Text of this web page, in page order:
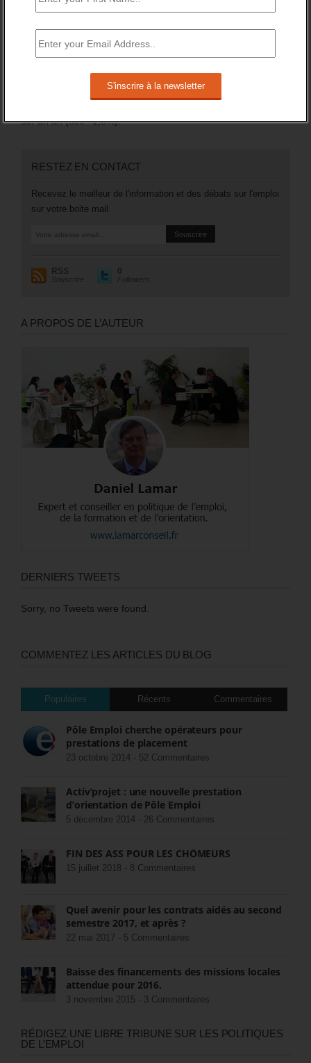
Sur l’année 2024, il a globalement augmenté de +1,5%.
Mais surtout, en catégorie A, le nombre des inscrits (sans
emploi et tenus de rechercher un emploi) a augmenté de
Plus généralement, le nombre des inscrits tenus de
sur un an (soit +1,8%).
RESTEZ EN CONTACT
Recevez le meilleur de l'information et des débats sur l'emploi
sur votre boite mail.
RSS
Souscrire
0
Followers
A PROPOS DE L’AUTEUR
DERNIERS TWEETS
Sorry, no Tweets were found.
COMMENTEZ LES ARTICLES DU BLOG
Populaires Récents Commentaires
Pôle Emploi cherche opérateurs pour
prestations de placement
23 octobre 2014 - 52 Commentaires
Activ’projet : une nouvelle prestation
d’orientation de Pôle Emploi
5 décembre 2014 - 26 Commentaires
FIN DES ASS POUR LES CHÔMEURS
15 juillet 2018 - 8 Commentaires
Quel avenir pour les contrats aidés au second
semestre 2017, et après ?
22 mai 2017 - 5 Commentaires
Baisse des financements des missions locales
attendue pour 2016.
3 novembre 2015 - 3 Commentaires
RÉDIGEZ UNE LIBRE TRIBUNE SUR LES POLITIQUES
DE L’EMPLOI